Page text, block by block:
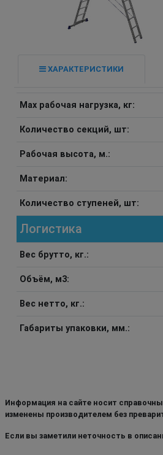
ХАРАКТЕРИСТИКИ
Max рабочая нагрузка, кг:
Количество секций, шт:
Рабочая высота, м.:
Материал:
Количество ступеней, шт:
Логистика
Вес брутто, кг.:
Объём, м3:
Вес нетто, кг.:
Габариты упаковки, мм.:
Информация на сайте носит
изменены производителем без
Если вы заметили неточность в